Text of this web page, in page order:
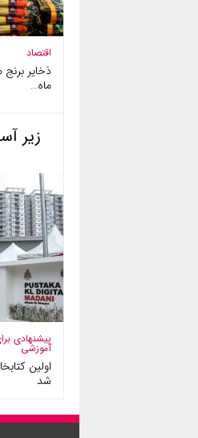
اقتصاد
ذخایر
ماه…
زیر
پیشنهادی
آموزشی
اولین
شد